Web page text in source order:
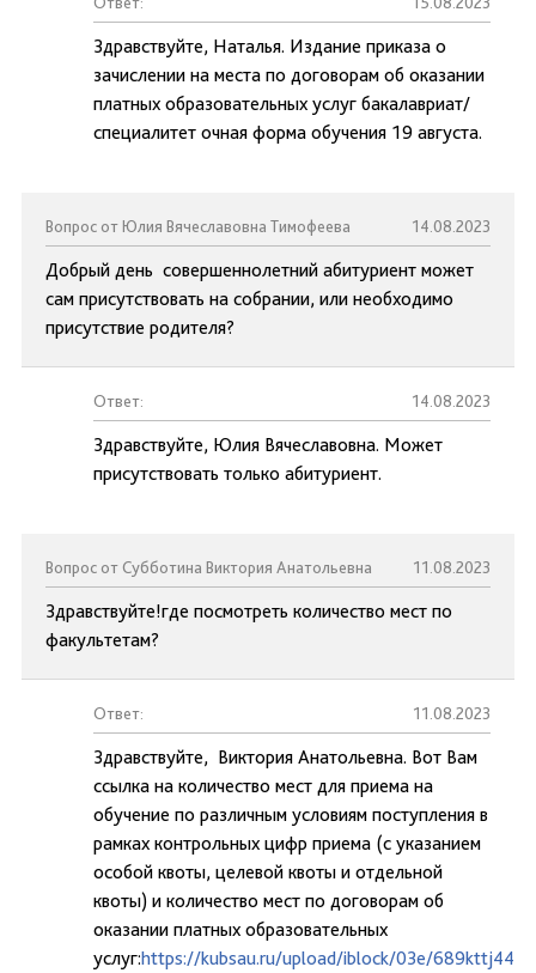
Здравствуйте, Наталья. Издание приказа о
зачислении на места по договорам об оказании
платных образовательных услуг бакалавриат/
специалитет очная форма обучения 19 августа.
Вопрос от Юлия Вячеславовна Тимофеева 14.08.2023
Добрый день совершеннолетний абитуриент может
сам присутствовать на собрании, или необходимо
присутствие родителя?
Ответ: 14.08.2023
Здравствуйте, Юлия Вячеславовна. Может
присутствовать только абитуриент.
Вопрос от Субботина Виктория Анатольевна 11.08.2023
Здравствуйте!где посмотреть количество мест по
факультетам?
Ответ: 11.08.2023
Здравствуйте, Виктория Анатольевна. Вот Вам
ссылка на количество мест для приема на
обучение по различным условиям поступления в
рамках контрольных цифр приема (с указанием
особой квоты, целевой квоты и отдельной
квоты) и количество мест по договорам об
оказании платных образовательных
услуг:https://kubsau.ru/upload/iblock/03e/